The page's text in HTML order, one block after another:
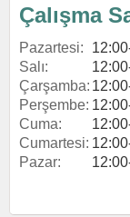
Çalışma
Pazartesi:
Salı:
Çarşamba:
Perşembe:
Cuma:
Cumartesi:
Pazar: